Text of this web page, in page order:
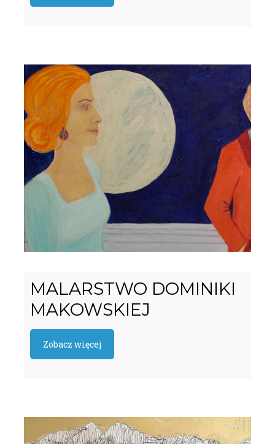
MALARSTWO DOMINIKI
MAKOWSKIEJ
Zobacz więcej